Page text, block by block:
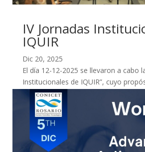
IV Jornadas
IQUIR
Dic 20, 2025
El día 12-12-2025 se llevaron a cabo
Institucionales de IQUIR”, cuyo
el intercambio de ideas y fortalecer...